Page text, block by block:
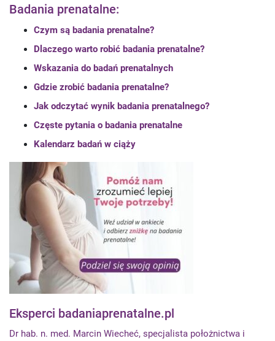
Badania prenatalne:
Czym są badania prenatalne?
Dlaczego warto robić badania prenatalne?
Wskazania do badań prenatalnych
Gdzie zrobić badania prenatalne?
Jak odczytać wynik badania prenatalnego?
Częste pytania o badania prenatalne
Kalendarz badań w ciąży
Eksperci badaniaprenatalne.pl
Dr hab. n. med. Marcin Wiecheć, specjalista położnictwa i